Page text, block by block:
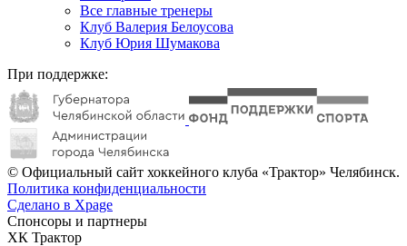
Все главные тренеры
Клуб Валерия Белоусова
Клуб Юрия Шумакова
При поддержке:
© Официальный сайт хоккейного клуба «Трактор» Челябинск.
Политика конфиденциальности
Сделано в Xpage
Спонсоры и партнеры
ХК Трактор